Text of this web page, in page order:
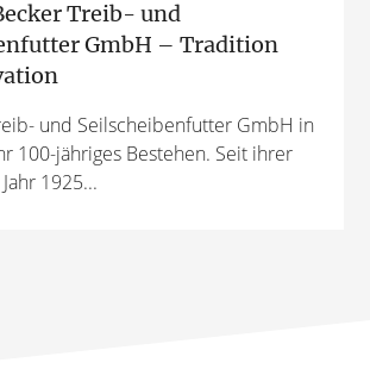
Treib- und
GmbH – Tradition
und Seilscheibenfutter GmbH in
100-jähriges Bestehen. Seit ihrer
1925...